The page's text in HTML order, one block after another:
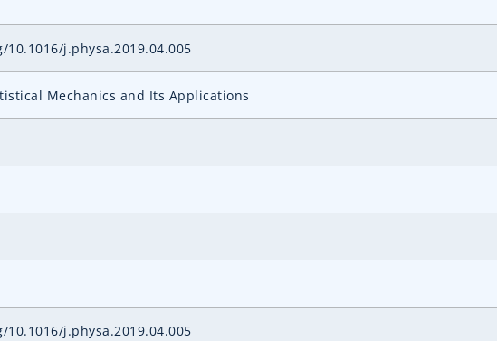
j.physa.2019.04.005
Mechanics and Its Applications
j.physa.2019.04.005